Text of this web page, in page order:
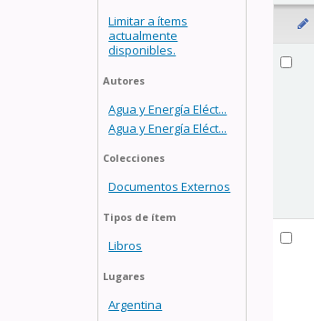
Limitar a ítems
actualmente
disponibles.
Autores
Agua y Energía Eléct...
Agua y Energía Eléct...
Colecciones
Documentos Externos
Tipos de ítem
Libros
Lugares
Argentina